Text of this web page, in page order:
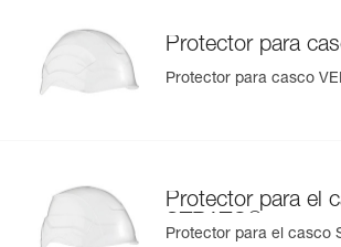
Protector para
Protector para casco
Protector para el
STRATO
Protector para el casco